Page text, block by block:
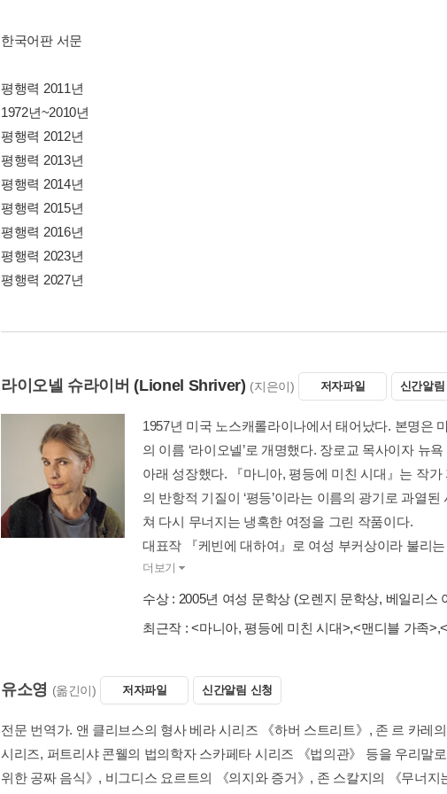
한국어판 서문
평행력 2011년
1972년~2010년
평행력 2012년
평행력 2013년
평행력 2014년
평행력 2015년
평행력 2016년
평행력 2023년
평행력 2027년
라이오넬 슈라이버 (Lionel Shriver) (지은이) 저자파일 신간알
1957년 미국 노스캐롤라이나에서 태어났다. 본명은
의 이름 ‘라이오넬’로 개명했다. 장로교 목사이자 뉴
아래 성장했다. 『마니아, 평등에 미친 시대』는 작
의 반항적 기질이 ‘평등’이라는 이름의 광기로 과열
쳐 다시 무너지는 냉혹한 여정을 그린 작품이다.
대표작 『케빈에 대하여』로 여성 부커상이라 불리
더보기
수상 : 2005년 여성 문학상 (오렌지 문학상, 베일리스
최근작 :<마니아, 평등에 미친 시대>,<맨디블 가족>,
유소영 (옮긴이) 저자파일 신간알림 신청
전문 번역가. 앤 클리브스의 형사 베라 시리즈 《하버 스트리트》, 존 르 카레
시리즈, 퍼트리샤 콘웰의 법의학자 스카페타 시리즈 《법의관》 등을 우리말
위한 공짜 음식》, 비그디스 요르트의 《의지와 증거》, 존 스칼지의 《무너